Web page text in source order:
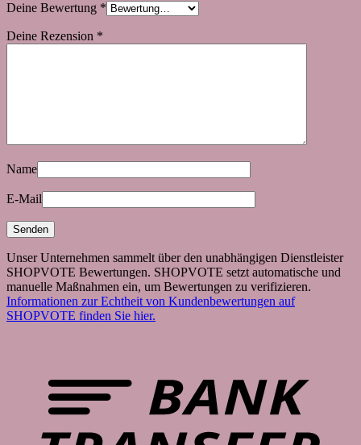
Deine Bewertung *
Deine Rezension *
Name
E-Mail
Unser Unternehmen sammelt über den unabhängigen Dienstleister
SHOPVOTE Bewertungen. SHOPVOTE setzt automatische und
manuelle Maßnahmen ein, um Bewertungen zu verifizieren.
Informationen zur Echtheit von Kundenbewertungen auf
SHOPVOTE finden Sie hier.